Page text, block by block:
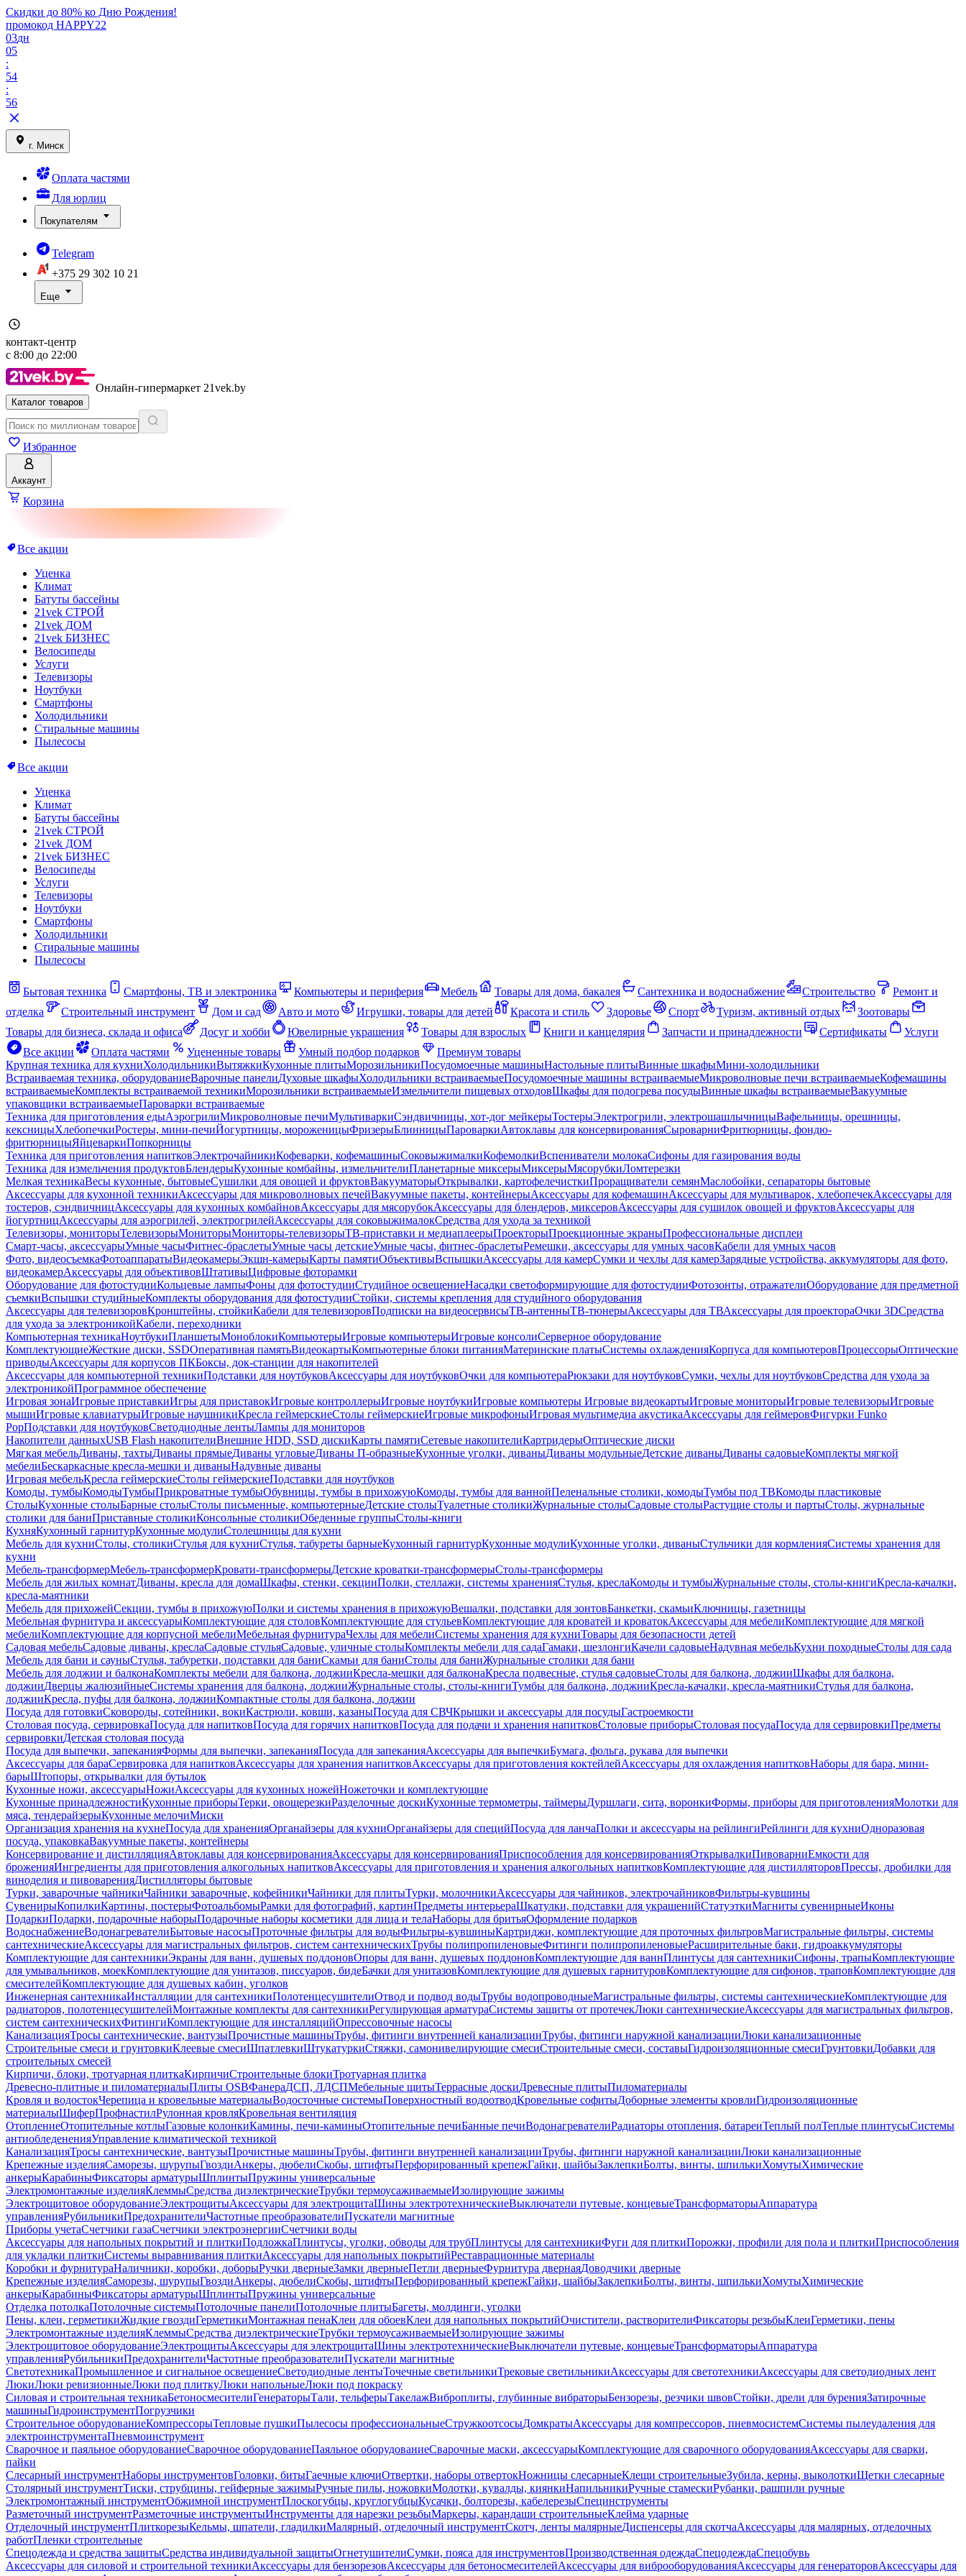
Скидки до 80% ко Дню Рождения!
промокод HAPPY22
03дн
05
:
54
:
56
г. Минск
Оплата частями
Для юрлиц
Покупателям
Telegram
+375 29 302 10 21
Еще
контакт-центр
с 8:00 до 22:00
Онлайн-гипермаркет 21vek.by
Каталог товаров
Избранное
Аккаунт
Корзина
Все акции
Уценка
Климат
Батуты бассейны
21vek СТРОЙ
21vek ДОМ
21vek БИЗНЕС
Велосипеды
Услуги
Телевизоры
Ноутбуки
Смартфоны
Холодильники
Стиральные машины
Пылесосы
Все акции
Уценка
Климат
Батуты бассейны
21vek СТРОЙ
21vek ДОМ
21vek БИЗНЕС
Велосипеды
Услуги
Телевизоры
Ноутбуки
Смартфоны
Холодильники
Стиральные машины
Пылесосы
Бытовая техника Смартфоны, ТВ и электроника Компьютеры и периферия Мебель Товары для дома, бакалея Сантехника и водоснабжение Строительство
Ремонт и
отделка
Строительный инструмент Дом и сад Авто и мото Игрушки, товары для детей Красота и стиль Здоровье Спорт Туризм, активный отдых
Зоотовары
Товары для бизнеса, склада и офиса
Досуг и хобби Ювелирные украшения Товары для взрослых Книги и канцелярия Запчасти и принадлежности Сертификаты
Услуги
Все акции
Оплата частями Уцененные товары Умный подбор подарков
Премиум товары
Крупная техника для кухниХолодильникиВытяжкиКухонные плитыМорозильникиПосудомоечные машиныНастольные плитыВинные шкафыМини-холодильники
Встраиваемая техника, оборудованиеВарочные панелиДуховые шкафыХолодильники встраиваемыеПосудомоечные машины встраиваемыеМикроволновые печи встраиваемыеКофемашины
встраиваемыеКомплекты встраиваемой техникиМорозильники встраиваемыеИзмельчители пищевых отходовШкафы для подогрева посудыВинные шкафы встраиваемыеВакуумные
упаковщики встраиваемыеПароварки встраиваемые
Техника для приготовления едыАэрогрилиМикроволновые печиМультиваркиСэндвичницы, хот-дог мейкерыТостерыЭлектрогрили, электрошашлычницыВафельницы, орешницы,
кексницыХлебопечкиРостеры, мини-печиЙогуртницы, мороженицыФризерыБлинницыПароваркиАвтоклавы для консервированияСыроварниФритюрницы, фондю-
фритюрницыЯйцеваркиПопкорницы
Техника для приготовления напитковЭлектрочайникиКофеварки, кофемашиныСоковыжималкиКофемолкиВспениватели молокаСифоны для газирования воды
Техника для измельчения продуктовБлендерыКухонные комбайны, измельчителиПланетарные миксерыМиксерыМясорубкиЛомтерезки
Мелкая техникаВесы кухонные, бытовыеСушилки для овощей и фруктовВакууматорыОткрывалки, картофелечисткиПроращиватели семянМаслобойки, сепараторы бытовые
Аксессуары для кухонной техникиАксессуары для микроволновых печейВакуумные пакеты, контейнерыАксессуары для кофемашинАксессуары для мультиварок, хлебопечекАксессуары для
тостеров, сэндвичницАксессуары для кухонных комбайновАксессуары для мясорубокАксессуары для блендеров, миксеровАксессуары для сушилок овощей и фруктовАксессуары для
йогуртницАксессуары для аэрогрилей, электрогрилейАксессуары для соковыжималокСредства для ухода за техникой
Телевизоры, мониторыТелевизорыМониторыМониторы-телевизорыТВ-приставки и медиаплеерыПроекторыПроекционные экраныПрофессиональные дисплеи
Смарт-часы, аксессуарыУмные часыФитнес-браслетыУмные часы детскиеУмные часы, фитнес-браслетыРемешки, аксессуары для умных часовКабели для умных часов
Фото, видеосъемкаФотоаппаратыВидеокамерыЭкшн-камерыКарты памятиОбъективыВспышкиАксессуары для камерСумки и чехлы для камерЗарядные устройства, аккумуляторы для фото,
видеокамерАксессуары для объективовШтативыЦифровые фоторамки
Оборудование для фотостудииКольцевые лампыФоны для фотостудииСтудийное освещениеНасадки светоформирующие для фотостудииФотозонты, отражателиОборудование для предметной
съемкиВспышки студийныеКомплекты оборудования для фотостудииСтойки, системы крепления для студийного оборудования
Аксессуары для телевизоровКронштейны, стойкиКабели для телевизоровПодписки на видеосервисыТВ-антенныТВ-тюнерыАксессуары для ТВАксессуары для проектораОчки 3DСредства
для ухода за электроникойКабели, переходники
Компьютерная техникаНоутбукиПланшетыМоноблокиКомпьютерыИгровые компьютерыИгровые консолиСерверное оборудование
КомплектующиеЖесткие диски, SSDОперативная памятьВидеокартыКомпьютерные блоки питанияМатеринские платыСистемы охлажденияКорпуса для компьютеровПроцессорыОптические
приводыАксессуары для корпусов ПКБоксы, док-станции для накопителей
Аксессуары для компьютерной техникиПодставки для ноутбуковАксессуары для ноутбуковОчки для компьютераРюкзаки для ноутбуковСумки, чехлы для ноутбуковСредства для ухода за
электроникойПрограммное обеспечение
Игровая зонаИгровые приставкиИгры для приставокИгровые контроллерыИгровые ноутбукиИгровые компьютеры Игровые видеокартыИгровые мониторыИгровые телевизорыИгровые
мышиИгровые клавиатурыИгровые наушникиКресла геймерскиеСтолы геймерскиеИгровые микрофоныИгровая мультимедиа акустикаАксессуары для геймеровФигурки Funko
PopПодставки для ноутбуковСветодиодные лентыЛампы для мониторов
Накопители данныхUSB Flash накопителиВнешние HDD, SSD дискиКарты памятиСетевые накопителиКартридерыОптические диски
Мягкая мебельДиваны, тахтыДиваны прямыеДиваны угловыеДиваны П-образныеКухонные уголки, диваныДиваны модульныеДетские диваныДиваны садовыеКомплекты мягкой
мебелиБескаркасные кресла-мешки и диваныНадувные диваны
Игровая мебельКресла геймерскиеСтолы геймерскиеПодставки для ноутбуков
Комоды, тумбыКомодыТумбыПрикроватные тумбыОбувницы, тумбы в прихожуюКомоды, тумбы для ваннойПеленальные столики, комодыТумбы под ТВКомоды пластиковые
СтолыКухонные столыБарные столыСтолы письменные, компьютерныеДетские столыТуалетные столикиЖурнальные столыСадовые столыРастущие столы и партыСтолы, журнальные
столики для баниПриставные столикиКонсольные столикиОбеденные группыСтолы-книги
КухняКухонный гарнитурКухонные модулиСтолешницы для кухни
Мебель для кухниСтолы, столикиСтулья для кухниСтулья, табуреты барныеКухонный гарнитурКухонные модулиКухонные уголки, диваныСтульчики для кормленияСистемы хранения для
кухни
Мебель-трансформерМебель-трансформерКровати-трансформерыДетские кроватки-трансформерыСтолы-трансформеры
Мебель для жилых комнатДиваны, кресла для домаШкафы, стенки, секцииПолки, стеллажи, системы храненияСтулья, креслаКомоды и тумбыЖурнальные столы, столы-книгиКресла-качалки,
кресла-маятники
Мебель для прихожейСекции, тумбы в прихожуюПолки и системы хранения в прихожуюВешалки, подставки для зонтовБанкетки, скамьиКлючницы, газетницы
Мебельная фурнитура и аксессуарыКомплектующие для столовКомплектующие для стульевКомплектующие для кроватей и кроватокАксессуары для мебелиКомплектующие для мягкой
мебелиКомплектующие для корпусной мебелиМебельная фурнитураЧехлы для мебелиСистемы хранения для кухниТовары для безопасности детей
Садовая мебельСадовые диваны, креслаСадовые стульяСадовые, уличные столыКомплекты мебели для садаГамаки, шезлонгиКачели садовыеНадувная мебельКухни походныеСтолы для сада
Мебель для бани и сауныСтулья, табуретки, подставки для баниСкамьи для баниСтолы для баниЖурнальные столики для бани
Мебель для лоджии и балконаКомплекты мебели для балкона, лоджииКресла-мешки для балконаКресла подвесные, стулья садовыеСтолы для балкона, лоджииШкафы для балкона,
лоджииДверцы жалюзийныеСистемы хранения для балкона, лоджииЖурнальные столы, столы-книгиТумбы для балкона, лоджииКресла-качалки, кресла-маятникиСтулья для балкона,
лоджииКресла, пуфы для балкона, лоджииКомпактные столы для балкона, лоджии
Посуда для готовкиСковороды, сотейники, вокиКастрюли, ковши, казаныПосуда для СВЧКрышки и аксессуары для посудыГастроемкости
Столовая посуда, сервировкаПосуда для напитковПосуда для горячих напитковПосуда для подачи и хранения напитковСтоловые приборыСтоловая посудаПосуда для сервировкиПредметы
сервировкиДетская столовая посуда
Посуда для выпечки, запеканияФормы для выпечки, запеканияПосуда для запеканияАксессуары для выпечкиБумага, фольга, рукава для выпечки
Аксессуары для бараСервировка для напитковАксессуары для хранения напитковАксессуары для приготовления коктейлейАксессуары для охлаждения напитковНаборы для бара, мини-
барыШтопоры, открывалки для бутылок
Кухонные ножи, аксессуарыНожиАксессуары для кухонных ножейНожеточки и комплектующие
Кухонные принадлежностиКухонные приборыТерки, овощерезкиРазделочные доскиКухонные термометры, таймерыДуршлаги, сита, воронкиФормы, приборы для приготовленияМолотки для
мяса, тендерайзерыКухонные мелочиМиски
Организация хранения на кухнеПосуда для храненияОрганайзеры для кухниОрганайзеры для специйПосуда для ланчаПолки и аксессуары на рейлингиРейлинги для кухниОдноразовая
посуда, упаковкаВакуумные пакеты, контейнеры
Консервирование и дистилляцияАвтоклавы для консервированияАксессуары для консервированияПриспособления для консервированияОткрывалкиПивоварниЕмкости для
броженияИнгредиенты для приготовления алкогольных напитковАксессуары для приготовления и хранения алкогольных напитковКомплектующие для дистилляторовПрессы, дробилки для
виноделия и пивоваренияДистилляторы бытовые
Турки, заварочные чайникиЧайники заварочные, кофейникиЧайники для плитыТурки, молочникиАксессуары для чайников, электрочайниковФильтры-кувшины
СувенирыКопилкиКартины, постерыФотоальбомыРамки для фотографий, картинПредметы интерьераШкатулки, подставки для украшенийСтатуэткиМагниты сувенирныеИконы
ПодаркиПодарки, подарочные наборыПодарочные наборы косметики для лица и телаНаборы для бритьяОформление подарков
ВодоснабжениеВодонагревателиБытовые насосыПроточные фильтры для водыФильтры-кувшиныКартриджи, комплектующие для проточных фильтровМагистральные фильтры, системы
сантехническиеАксессуары для магистральных фильтров, систем сантехническихТрубы полипропиленовыеФитинги полипропиленовыеРасширительные баки, гидроаккумуляторы
Комплектующие для сантехникиЭкраны для ванн, душевых поддоновОпоры для ванн, душевых поддоновКомплектующие для ваннПлинтусы для сантехникиСифоны, трапыКомплектующие
для умывальников, моекКомплектующие для унитазов, писсуаров, бидеБачки для унитазовКомплектующие для душевых гарнитуровКомплектующие для сифонов, траповКомплектующие для
смесителейКомплектующие для душевых кабин, уголков
Инженерная сантехникаИнсталляции для сантехникиПолотенцесушителиОтвод и подвод водыТрубы водопроводныеМагистральные фильтры, системы сантехническиеКомплектующие для
радиаторов, полотенцесушителейМонтажные комплекты для сантехникиРегулирующая арматураСистемы защиты от протечекЛюки сантехническиеАксессуары для магистральных фильтров,
систем сантехническихФитингиКомплектующие для инсталляцийОпрессовочные насосы
КанализацияТросы сантехнические, вантузыПрочистные машиныТрубы, фитинги внутренней канализацииТрубы, фитинги наружной канализацииЛюки канализационные
Строительные смеси и грунтовкиКлеевые смесиШпатлевкиШтукатуркиСтяжки, самонивелирующие смесиСтроительные смеси, составыГидроизоляционные смесиГрунтовкиДобавки для
строительных смесей
Кирпичи, блоки, тротуарная плиткаКирпичиСтроительные блокиТротуарная плитка
Древесно-плитные и пиломатериалыПлиты OSBФанераДСП, ЛДСПМебельные щитыТеррасные доскиДревесные плитыПиломатериалы
Кровля и водостокЧерепица и кровельные материалыВодосточные системыПоверхностный водоотводКровельные софитыДоборные элементы кровлиГидроизоляционные
материалыШиферПрофнастилРулонная кровляКровельная вентиляция
ОтоплениеОтопительные котлыГазовые колонкиКамины, печи-каминыОтопительные печиБанные печиВодонагревателиРадиаторы отопления, батареиТеплый полТеплые плинтусыСистемы
антиобледененияУправление климатической техникой
КанализацияТросы сантехнические, вантузыПрочистные машиныТрубы, фитинги внутренней канализацииТрубы, фитинги наружной канализацииЛюки канализационные
Крепежные изделияСаморезы, шурупыГвоздиАнкеры, дюбелиСкобы, штифтыПерфорированный крепежГайки, шайбыЗаклепкиБолты, винты, шпилькиХомутыХимические
анкерыКарабиныФиксаторы арматурыШплинтыПружины универсальные
Электромонтажные изделияКлеммыСредства диэлектрическиеТрубки термоусаживаемыеИзолирующие зажимы
Электрощитовое оборудованиеЭлектрощитыАксессуары для электрощитаШины электротехническиеВыключатели путевые, концевыеТрансформаторыАппаратура
управленияРубильникиПредохранителиЧастотные преобразователиПускатели магнитные
Приборы учетаСчетчики газаСчетчики электроэнергииСчетчики воды
Аксессуары для напольных покрытий и плиткиПодложкаПлинтусы, уголки, обводы для трубПлинтусы для сантехникиФуги для плиткиПорожки, профили для пола и плиткиПриспособления
для укладки плиткиСистемы выравнивания плиткиАксессуары для напольных покрытийРеставрационные материалы
Коробки и фурнитураНаличники, коробки, доборыРучки дверныеЗамки дверныеПетли дверныеФурнитура двернаяДоводчики дверные
Крепежные изделияСаморезы, шурупыГвоздиАнкеры, дюбелиСкобы, штифтыПерфорированный крепежГайки, шайбыЗаклепкиБолты, винты, шпилькиХомутыХимические
анкерыКарабиныФиксаторы арматурыШплинтыПружины универсальные
Отделка потолкаПотолочные системыПотолочные панелиПотолочные плитыБагеты, молдинги, уголки
Пены, клеи, герметикиЖидкие гвоздиГерметикиМонтажная пенаКлеи для обоевКлеи для напольных покрытийОчистители, растворителиФиксаторы резьбыКлеиГерметики, пены
Электромонтажные изделияКлеммыСредства диэлектрическиеТрубки термоусаживаемыеИзолирующие зажимы
Электрощитовое оборудованиеЭлектрощитыАксессуары для электрощитаШины электротехническиеВыключатели путевые, концевыеТрансформаторыАппаратура
управленияРубильникиПредохранителиЧастотные преобразователиПускатели магнитные
СветотехникаПромышленное и сигнальное освещениеСветодиодные лентыТочечные светильникиТрековые светильникиАксессуары для светотехникиАксессуары для светодиодных лент
ЛюкиЛюки ревизионныеЛюки под плиткуЛюки напольныеЛюки под покраску
Силовая и строительная техникаБетоносмесителиГенераторыТали, тельферыТакелажВиброплиты, глубинные вибраторыБензорезы, резчики швовСтойки, дрели для буренияЗатирочные
машиныГидроинструментПогрузчики
Строительное оборудованиеКомпрессорыТепловые пушкиПылесосы профессиональныеСтружкоотсосыДомкратыАксессуары для компрессоров, пневмосистемСистемы пылеудаления для
электроинструментаПневмоинструмент
Сварочное и паяльное оборудованиеСварочное оборудованиеПаяльное оборудованиеСварочные маски, аксессуарыКомплектующие для сварочного оборудованияАксессуары для сварки,
пайки
Слесарный инструментНаборы инструментовГоловки, битыГаечные ключиОтвертки, наборы отвертокНожницы слесарныеКлещи строительныеЗубила, керны, выколоткиЩетки слесарные
Столярный инструментТиски, струбцины, гейферные зажимыРучные пилы, ножовкиМолотки, кувалды, киянкиНапильникиРучные стамескиРубанки, рашпили ручные
Электромонтажный инструментОбжимной инструментПлоскогубцы, круглогубцыКусачки, болторезы, кабелерезыСпецинструменты
Разметочный инструментРазметочные инструментыИнструменты для нарезки резьбыМаркеры, карандаши строительныеКлейма ударные
Отделочный инструментПлиткорезыКельмы, шпатели, гладилкиМалярный, отделочный инструментСкотч, ленты малярныеДиспенсеры для скотчаАксессуары для малярных, отделочных
работПленки строительные
Спецодежда и средства защитыСредства индивидуальной защитыОгнетушителиСумки, пояса для инструментовПроизводственная одеждаСпецодеждаСпецобувь
Аксессуары для силовой и строительной техникиАксессуары для бензорезовАксессуары для бетоносмесителейАксессуары для виброоборудованияАксессуары для генераторовАксессуары для